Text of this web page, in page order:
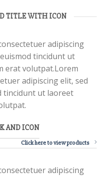
TITLE WITH ICON
adipiscing
tincidunt ut
erat volutpat.Lorem
adipiscing elit, sed
tincidunt ut laoreet
AND ICON
Click here to view products
adipiscing